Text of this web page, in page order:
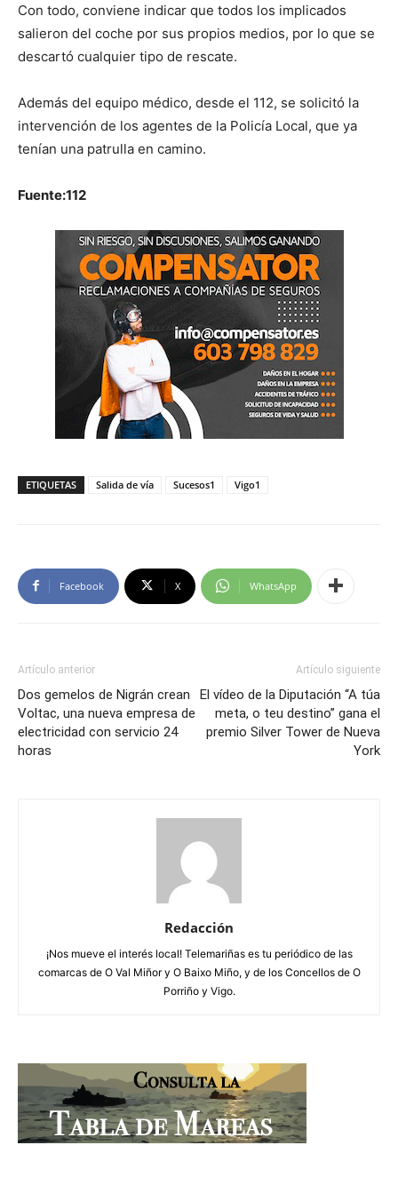
Con todo, conviene indicar que todos los implicados
salieron del coche por sus propios medios, por lo que se
descartó cualquier tipo de rescate.
Además del equipo médico, desde el 112, se solicitó la
intervención de los agentes de la Policía Local, que ya
tenían una patrulla en camino.
Fuente:112
ETIQUETAS Salida de vía Sucesos1 Vigo1
Facebook X WhatsApp
Artículo anterior
Dos gemelos de Nigrán crean
Voltac, una nueva empresa de
electricidad con servicio 24
horas
Artículo siguiente
El vídeo de la Diputación “A túa
meta, o teu destino” gana el
premio Silver Tower de Nueva
York
Redacción
¡Nos mueve el interés local! Telemariñas es tu periódico de las
comarcas de O Val Miñor y O Baixo Miño, y de los Concellos de O
Porriño y Vigo.